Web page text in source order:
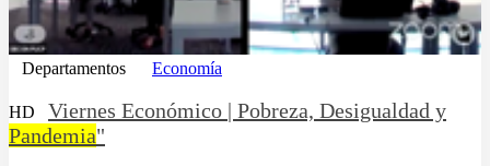
Departamentos Economía
HD
Viernes Económico | Pobreza, Desigualdad y
Pandemia"